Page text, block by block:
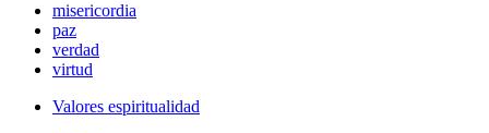
misericordia
paz
verdad
virtud
Valores espiritualidad